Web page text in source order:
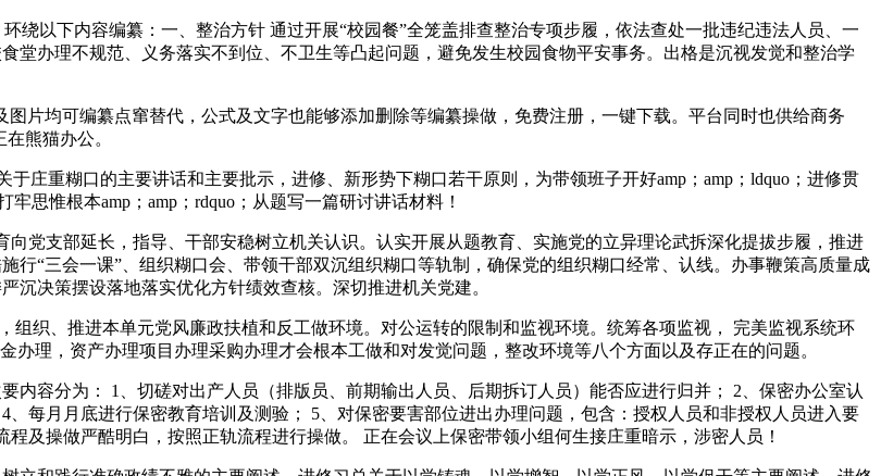
以下内容编纂：一、整治方针 通过开展“校园餐”全笼盖排查整治专项步履，依法查处一批违纪违法人员、一
堂办理不规范、义务落实不到位、不卫生等凸起问题，避免发生校园食物平安事务。出格是沉视发觉和整治学
均可编纂点窜替代，公式及文字也能够添加删除等编纂操做，免费注册，一键下载。平台同时也供给商务
熊猫办公。
庄重糊口的主要讲话和主要批示，进修、新形势下糊口若干原则，为带领班子开好amp；amp；ldquo；进修贯
思惟根本amp；amp；rdquo；从题写一篇研讨讲话材料！
支部延长，指导、干部安稳树立机关认识。认实开展从题教育、实施党的立异理论武拆深化提拔步履，推进
行“三会一课”、组织糊口会、带领干部双沉组织糊口等轨制，确保党的组织糊口经常、认线。办事鞭策高质量成
沉决策摆设落地落实优化方针绩效查核。深切推进机关党建。
织、推进本单元党风廉政扶植和反工做环境。对公运转的限制和监视环境。统筹各项监视， 完美监视系统环
理，资产办理项目办理采购办理才会根本工做和对发觉问题，整改环境等八个方面以及存正在的问题。
容分为： 1、切磋对出产人员（排版员、前期输出人员、后期拆订人员）能否应进行归并； 2、保密办公室认
每月月底进行保密教育培训及测验； 5、对保密要害部位进出办理问题，包含：授权人员和非授权人员进入要
及操做严酷明白，按照正轨流程进行操做。 正在会议上保密带领小组何生接庄重暗示，涉密人员！